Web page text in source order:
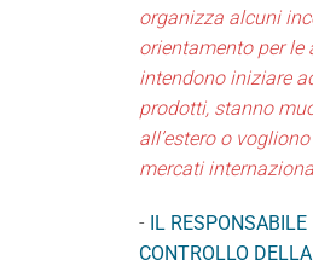
organizza alcuni
orientamento per le
intendono iniziare
prodotti, stanno
all’estero o
mercati
- IL
CONTROLLO